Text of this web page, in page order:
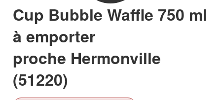
Cup Bubble Waffle 750 ml
à emporter
proche Hermonville
(51220)